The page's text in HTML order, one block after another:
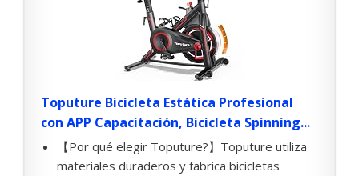
Toputure Bicicleta Estática Profesional
con APP Capacitación, Bicicleta Spinning...
【Por qué elegir Toputure?】Toputure utiliza
materiales duraderos y fabrica bicicletas